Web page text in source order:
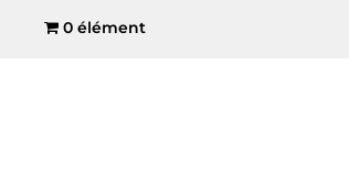
0 élément